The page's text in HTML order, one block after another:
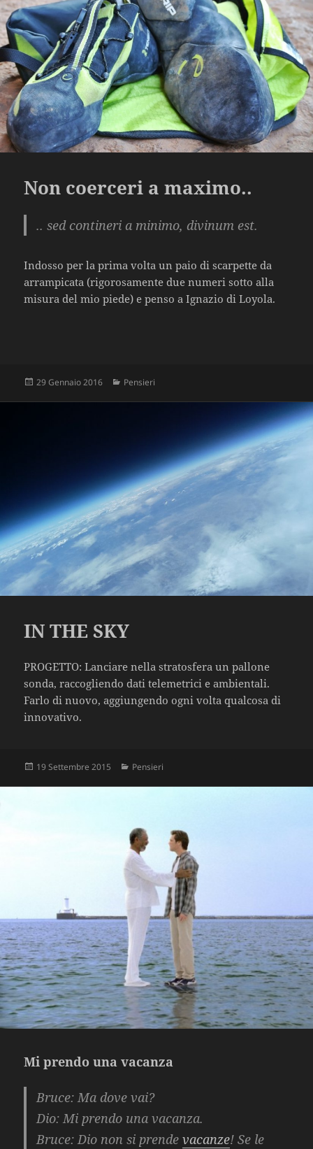
Non coerceri a maximo..
.. sed contineri a minimo, divinum est.
Indosso per la prima volta un paio di scarpette da
arrampicata (rigorosamente due numeri sotto alla
misura del mio piede) e penso a Ignazio di Loyola.
Scritto
29 Gennaio 2016 Categorie
Pensieri
IN THE SKY
PROGETTO: Lanciare nella stratosfera un pallone
sonda, raccogliendo dati telemetrici e ambientali.
Farlo di nuovo, aggiungendo ogni volta qualcosa di
innovativo.
Scritto
19 Settembre 2015 Categorie
Pensieri
Mi prendo una vacanza
Bruce: Ma dove vai?
Dio: Mi prendo una vacanza.
Bruce: Dio non si prendevacanze! Se le